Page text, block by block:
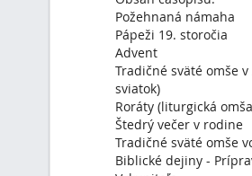
MIsijný časopis
Viac tu: https://
Zuzana >Blog
Farnosť Ilava 02. 05.
MISIJNÉ